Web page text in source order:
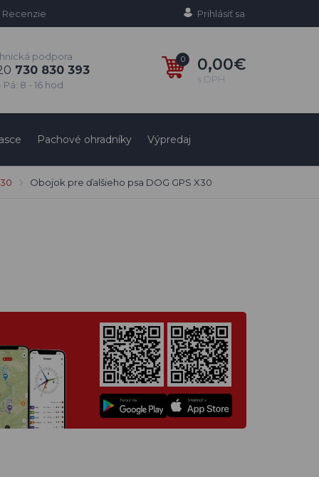
Recenzie Prihlásiť sa
podpora
730 830 393
Pá: 8 - 16 hod
0 0,00€
s DPH
Pachové ohradníky Výpredaj
Obojok pre ďalšieho psa DOG GPS X30
Teraz na Stiahnuť v